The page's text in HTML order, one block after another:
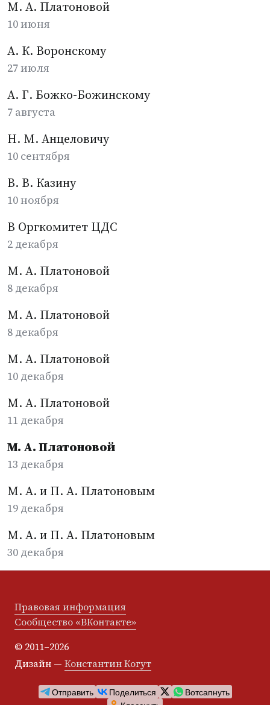
М. А. Платоновой
10 июня
А. К. Воронскому
27 июля
А. Г. Божко-Божинскому
7 августа
Н. М. Анцеловичу
10 сентября
В. В. Казину
10 ноября
В Оргкомитет ЦДС
2 декабря
М. А. Платоновой
8 декабря
М. А. Платоновой
8 декабря
М. А. Платоновой
10 декабря
М. А. Платоновой
11 декабря
М. А. Платоновой
13 декабря
М. А. и П. А. Платоновым
19 декабря
М. А. и П. А. Платоновым
30 декабря
Правовая информация
Сообщество «ВКонтакте»
© 2011–2026
Дизайн — Константин Когут
Отправить Поделиться
Вотсапнуть